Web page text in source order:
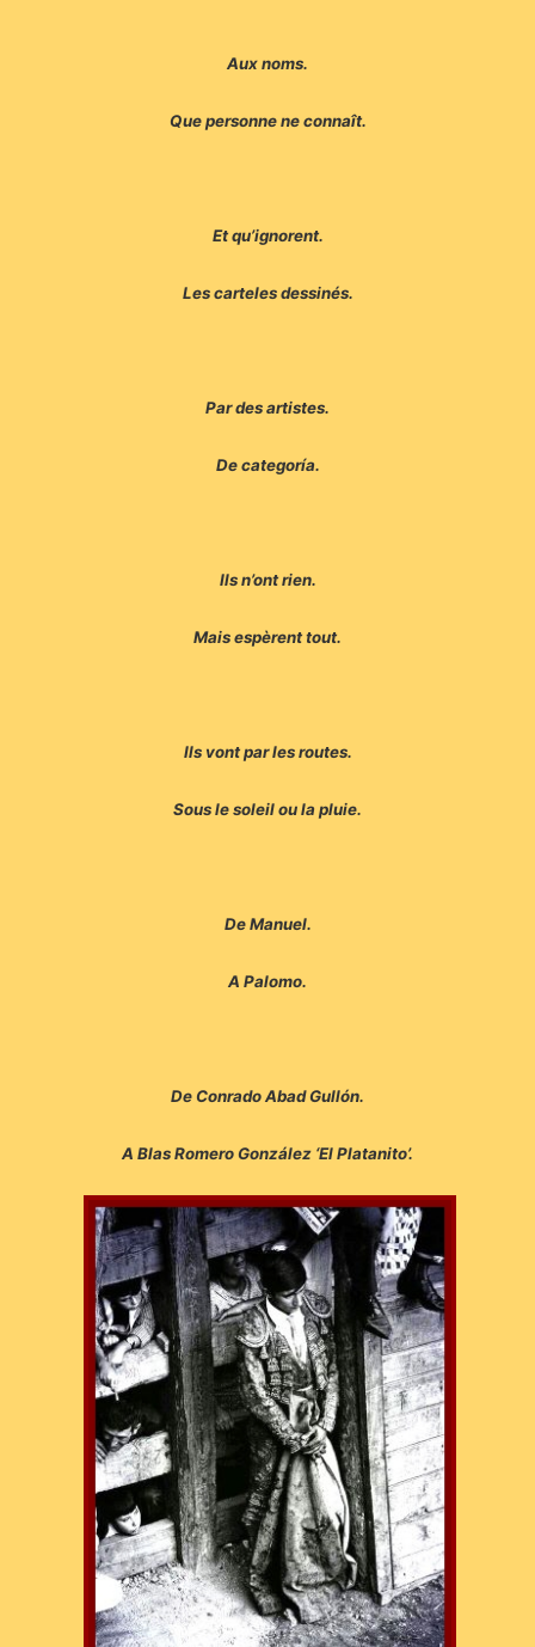
Aux noms.
Que personne ne connaît.
Et qu’ignorent.
Les carteles dessinés.
Par des artistes.
De categoría.
Ils n’ont rien.
Mais espèrent tout.
Ils vont par les routes.
Sous le soleil ou la pluie.
De Manuel.
A Palomo.
De Conrado Abad Gullón.
A Blas Romero González ‘El Platanito’.